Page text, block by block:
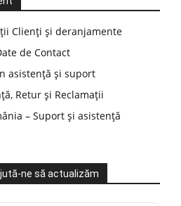
Clienți și deranjamente
de Contact
asistență și suport
Retur și Reclamații
– Suport și asistență
ne să actualizăm